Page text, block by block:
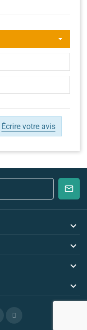
Écrire votre avis



